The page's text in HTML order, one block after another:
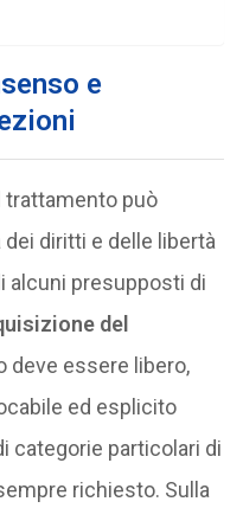
e
trattamento può
diritti e delle libertà
alcuni presupposti di
del
deve essere libero,
ed esplicito
categorie particolari di
richiesto. Sulla